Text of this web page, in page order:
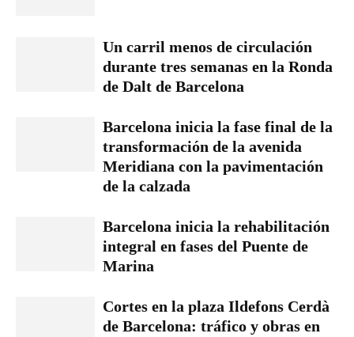
Un carril menos de circulación
durante tres semanas en la Ronda
de Dalt de Barcelona
Barcelona inicia la fase final de la
transformación de la avenida
Meridiana con la pavimentación
de la calzada
Barcelona inicia la rehabilitación
integral en fases del Puente de
Marina
Cortes en la plaza Ildefons Cerdà
de Barcelona: tráfico y obras en